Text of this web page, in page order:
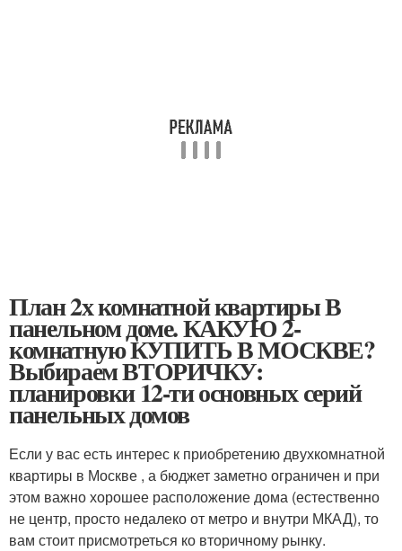
План 2х комнатной квартиры В
панельном доме. КАКУЮ 2-
комнатную КУПИТЬ В МОСКВЕ?
Выбираем ВТОРИЧКУ:
планировки 12-ти основных серий
панельных домов
Если у вас есть интерес к приобретению двухкомнатной
квартиры в Москве , а бюджет заметно ограничен и при
этом важно хорошее расположение дома (естественно
не центр, просто недалеко от метро и внутри МКАД), то
вам стоит присмотреться ко вторичному рынку.